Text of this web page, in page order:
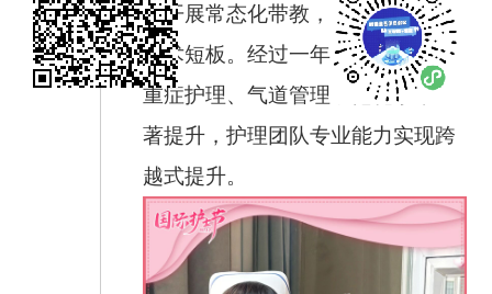
打开
当前
页
术开展常态化带教，精准补齐团队
技术短板。经过一年培育，科室危
重症护理、气道管理规范化水平显
著提升，护理团队专业能力实现跨
越式提升。